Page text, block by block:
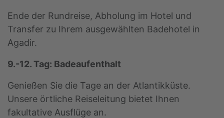
Ende der Rundreise, Abholung im Hotel und
Transfer zu Ihrem ausgewählten Badehotel in
Agadir.
9.-12. Tag: Badeaufenthalt
Genießen Sie die Tage an der Atlantikküste.
Unsere örtliche Reiseleitung bietet Ihnen
fakultative Ausflüge an.